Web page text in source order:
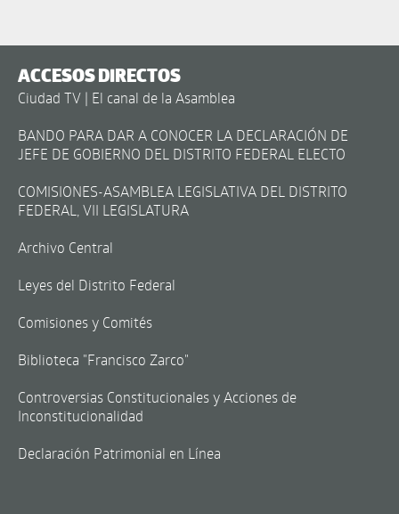
ACCESOS DIRECTOS
Ciudad TV | El canal de la Asamblea
BANDO PARA DAR A CONOCER LA DECLARACIÓN DE
JEFE DE GOBIERNO DEL DISTRITO FEDERAL ELECTO
COMISIONES-ASAMBLEA LEGISLATIVA DEL DISTRITO
FEDERAL, VII LEGISLATURA
Archivo Central
Leyes del Distrito Federal
Comisiones y Comités
Biblioteca "Francisco Zarco"
Controversias Constitucionales y Acciones de
Inconstitucionalidad
Declaración Patrimonial en Línea